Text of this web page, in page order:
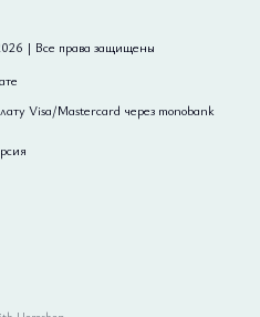
| Все права защищены